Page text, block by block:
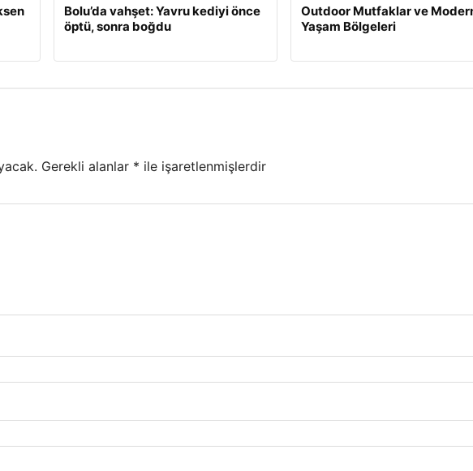
Bolu’da vahşet: Yavru kediyi önce
öptü, sonra boğdu
Outdoor Mutfaklar ve
Yaşam Bölgeleri
Gerekli alanlar * ile işaretlenmişlerdir